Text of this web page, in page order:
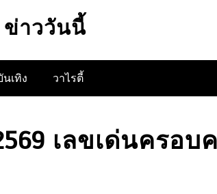
ข่าววันนี้
นเทิง วาไรตี้
เลขเด่นครอบ